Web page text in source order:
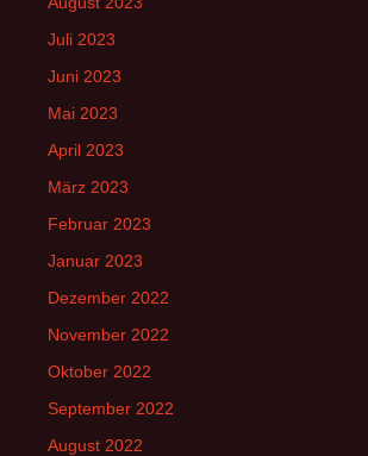
Juli 2023
Juni 2023
Mai 2023
April 2023
März 2023
Februar 2023
Januar 2023
Dezember 2022
November 2022
Oktober 2022
September 2022
August 2022